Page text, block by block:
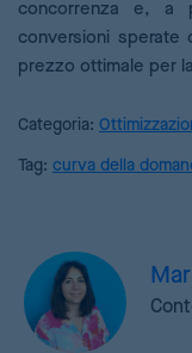
concorrenza e, a
conversioni
prezzo ottimale per
Categoria:
Tag: curva della